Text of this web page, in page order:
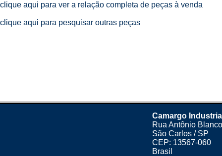
clique aqui para ver a relação completa de peças à venda
clique aqui para pesquisar outras peças
Camargo
Rua Antônio
São Carlos / SP
CEP: 13567-060
Brasil